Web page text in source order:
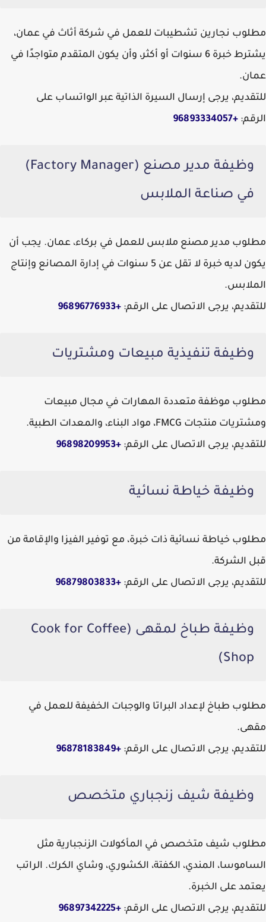
مطلوب نجارين تشطيبات للعمل في شركة أثاث في عمان،
يشترط خبرة 6 سنوات أو أكثر، وأن يكون المتقدم متواجدًا في
عمان.
للتقديم، يرجى إرسال السيرة الذاتية عبر الواتساب على
الرقم: +96893334057
وظيفة مدير مصنع (Factory Manager)
في صناعة الملابس
مطلوب مدير مصنع ملابس للعمل في بركاء، عمان. يجب أن
يكون لديه خبرة لا تقل عن 5 سنوات في إدارة المصانع وإنتاج
الملابس.
للتقديم، يرجى الاتصال على الرقم: +96896776933
وظيفة تنفيذية مبيعات ومشتريات
مطلوب موظفة متعددة المهارات في مجال مبيعات
ومشتريات منتجات FMCG، مواد البناء، والمعدات الطبية.
للتقديم، يرجى الاتصال على الرقم: +96898209953
وظيفة خياطة نسائية
مطلوب خياطة نسائية ذات خبرة، مع توفير الفيزا والإقامة من
قبل الشركة.
للتقديم، يرجى الاتصال على الرقم: +96879803833
وظيفة طباخ لمقهى (Cook for Coffee
Shop)
مطلوب طباخ لإعداد البراتا والوجبات الخفيفة للعمل في
مقهى.
للتقديم، يرجى الاتصال على الرقم: +96878183849
وظيفة شيف زنجباري متخصص
مطلوب شيف متخصص في المأكولات الزنجبارية مثل
الساموسا، المندي، الكفتة، الكشوري، وشاي الكرك. الراتب
يعتمد على الخبرة.
للتقديم، يرجى الاتصال على الرقم: +96897342225